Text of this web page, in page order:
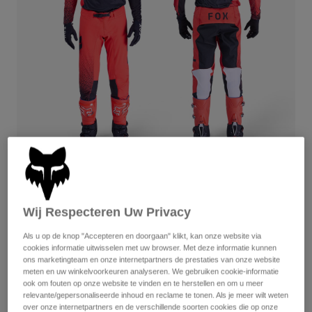
Broeken
Korte broeken
Jassen
Handschoenen
Beschermingen
Sokken
Accessoires
Onderdelen
Broeken
Handschoenen
Jassen
Protections
Brillen
Sokken
Tassen & Accessoires
Spare parts
Overhemden
Alles bekijken
T-Shirts & Tops
Hoodies en truien
Jassen
Leggings & Broeken
Shirts
Alles bekijken
Youth
Beschermers
Moto
Helmen
Shirts
Pants
Boots
Beschermers
Gloves
Brillen
Flexair Fracture — Fluorescent Red
Complete the setwith the lifestyle collection.
Available in 4 colors:
Wij Respecteren Uw Privacy
Als u op de knop "Accepteren en doorgaan" klikt, kan onze website via
cookies informatie uitwisselen met uw browser. Met deze informatie kunnen
ons marketingteam en onze internetpartners de prestaties van onze website
meten en uw winkelvoorkeuren analyseren. We gebruiken cookie-informatie
ook om fouten op onze website te vinden en te herstellen en om u meer
relevante/gepersonaliseerde inhoud en reclame te tonen. Als je meer wilt weten
over onze internetpartners en de verschillende soorten cookies die op onze